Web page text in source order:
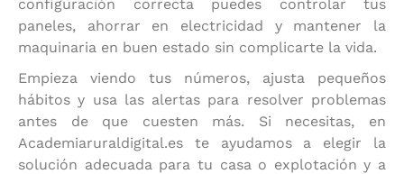
configuración correcta puedes controlar tus
paneles, ahorrar en electricidad y mantener la
maquinaria en buen estado sin complicarte la vida.
Empieza viendo tus números, ajusta pequeños
hábitos y usa las alertas para resolver problemas
antes de que cuesten más. Si necesitas, en
Academiaruraldigital.es te ayudamos a elegir la
solución adecuada para tu casa o explotación y a